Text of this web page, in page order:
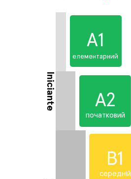
А1
А2
B1
початковий
елементарний
середній
Iniciante